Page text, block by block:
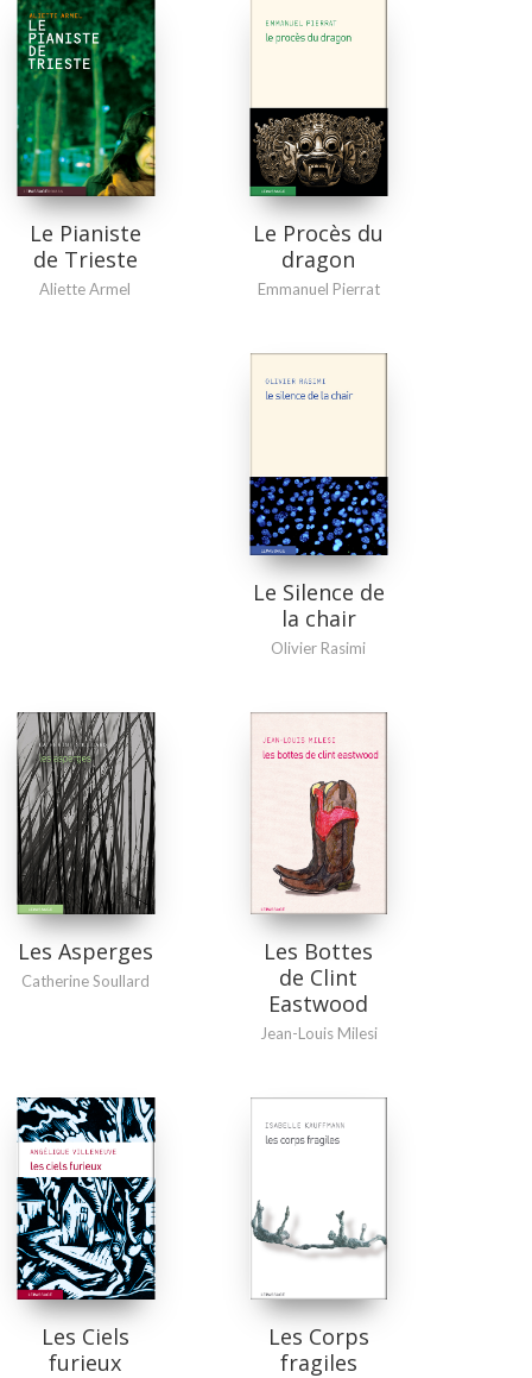
Le Pianiste
de Trieste
Aliette Armel
Le Procès du
dragon
Emmanuel Pierrat
Le Silence de
la chair
Olivier Rasimi
Les Asperges
Catherine Soullard
Les Bottes
de Clint
Eastwood
Jean-Louis Milesi
Les Ciels
furieux
Les Corps
fragiles